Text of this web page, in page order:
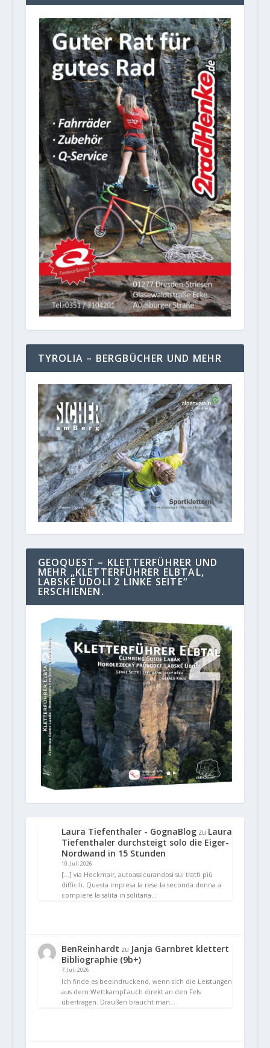
TYROLIA – BERGBÜCHER UND MEHR
GEOQUEST – KLETTERFÜHRER UND
MEHR „KLETTERFÜHRER ELBTAL,
LABSKE UDOLI 2 LINKE SEITE“
ERSCHIENEN.
Laura Tiefenthaler - GognaBlogzu Laura
Tiefenthaler durchsteigt solo die Eiger-
Nordwand in 15 Stunden
10. Juli 2026
[…] via Heckmair, autoassicurandosi sui tratti più
difficili. Questa impresa la rese la seconda donna a
compiere la salita in solitaria…
BenReinhardt zu Janja Garnbret klettert
Bibliographie (9b+)
7. Juli 2026
Ich finde es beeindruckend, wenn sich die Leistungen
aus dem Wettkampf auch direkt an den Fels
übertragen. Draußen braucht man…